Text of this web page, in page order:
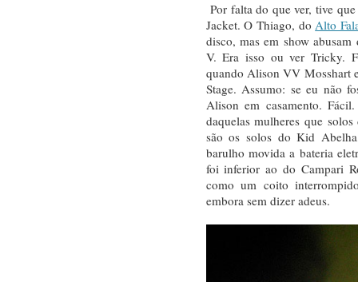
Por falta do que ver, tive
Jacket. O Thiago, doAlto
disco, mas em show
V. Era isso ou ver Tricky.
quando Alison VV Mosshart
Stage. Assumo: se eu não
Alison em casamento.
daquelas mulheres que
são os solos do Kid
barulho movida a bateria
foi inferior ao do Campari
como um coito
embora sem dizer adeus.